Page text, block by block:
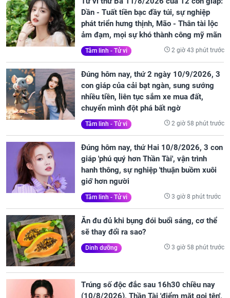
Dần - Tuất tiền bạc đầy túi, sự nghiệp
phát triển hưng thịnh, Mão - Thân tài lộc
ảm đạm, mọi sự khó thành công mỹ mãn
Tâm linh - Tử vi 2 giờ 43 phút trước
Đúng hôm nay, thứ 2 ngày 10/9/2026, 3
con giáp của cải bạt ngàn, sung sướng
nhiều tiền, liên tục sắm xe mua đất,
chuyển mình đột phá bất ngờ
Tâm linh - Tử vi 2 giờ 58 phút trước
Đúng hôm nay, thứ Hai 10/8/2026, 3 con
giáp 'phú quý hơn Thần Tài', vận trình
hanh thông, sự nghiệp 'thuận buồm xuôi
gió' hơn người
Tâm linh - Tử vi 3 giờ 8 phút trước
Ăn đu đủ khi bụng đói buổi sáng, cơ thể
sẽ thay đổi ra sao?
Dinh dưỡng 3 giờ 58 phút trước
Trúng số độc đắc sau 16h30 chiều nay
(10/8/2026), Thần Tài 'điểm mặt gọi tên',